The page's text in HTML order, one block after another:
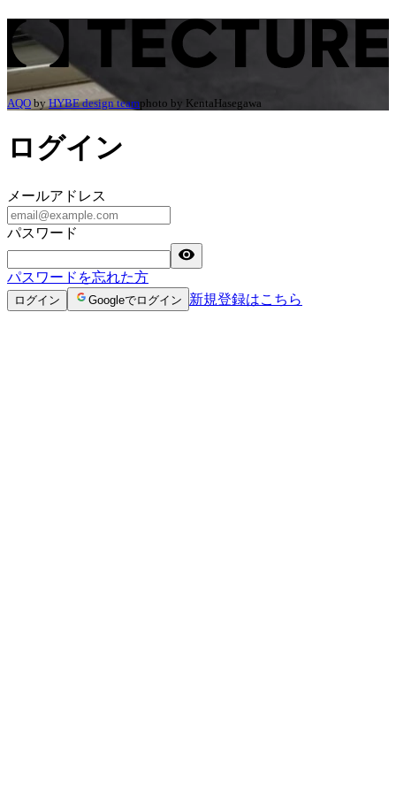
AQO by HYBE design teamphoto by KentaHasegawa
ログイン
メールアドレス
パスワード
パスワードを忘れた方
ログイン Googleでログイン 新規登録はこちら